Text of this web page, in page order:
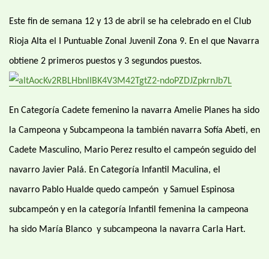
Este fin de semana 12 y 13 de abril se ha celebrado en el Club
Rioja Alta el I Puntuable Zonal Juvenil Zona 9. En el que Navarra
obtiene 2 primeros puestos y 3 segundos puestos.
En Categoría Cadete femenino la navarra Amelie Planes ha sido
la Campeona y Subcampeona la también navarra Sofía Abeti, en
Cadete Masculino, Mario Perez resulto el campeón seguido del
navarro Javier Palá. En Categoría Infantil Maculina, el
navarro Pablo Hualde quedo campeón y Samuel Espinosa
subcampeón y en la categoría Infantil femenina la campeona
ha sido María Blanco y subcampeona la navarra Carla Hart.